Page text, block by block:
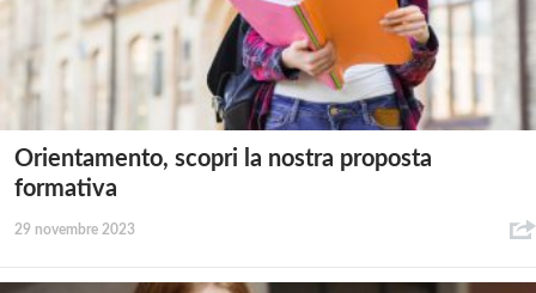
Orientamento, scopri la nostra proposta
formativa
29 novembre 2023